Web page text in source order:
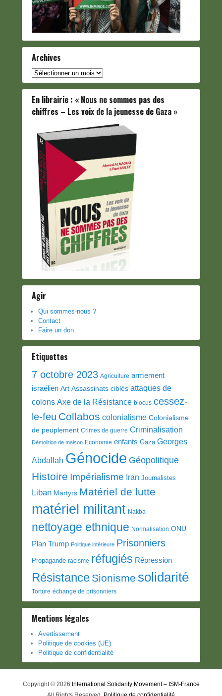
Archives
Archives
En librairie : « Nous ne sommes pas des
chiffres – Les voix de la jeunesse de Gaza »
Agir
Qui sommes-nous ?
Contact
Faire un don
Etiquettes
7 octobre 2023 Agriculture armement
israélien Art Assassinats ciblés attaques de
colons Axe de la Résistance blocus cessez-
le-feu Collabos colonialisme Colonialisme
de peuplement Crimes de guerre Criminalisation
Démolition de maison Economie enfants Gaza Georges
Abdallah Génocide Géopolitique
Histoire Impérialisme Iran Journalistes
Liban Martyrs Matériel de lutte
matériel militant Nakba
nettoyage ethnique Normalisation ONU
Plan Trump Politique intérieure Prisonniers
Propagande racisme réfugiés Répression
Résistance Sionisme solidarité
Torture échange de prisonniers
Mentions légales
Avertissement
Politique de cookies (UE)
Politique de confidentialité
Copyright © 2026 International Solidarity Movement – ISM-France